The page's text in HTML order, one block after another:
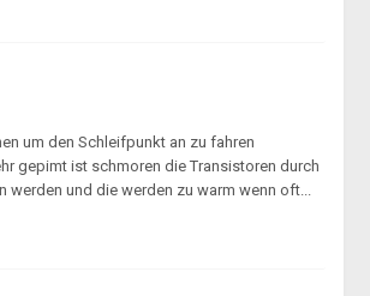
um den Schleifpunkt an zu fahren
gepimt ist schmoren die Transistoren durch
werden und die werden zu warm wenn oft...